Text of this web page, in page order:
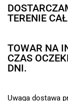
TERENIE
TOWAR NA
CZAS
DNI.
Uwaga dostawa